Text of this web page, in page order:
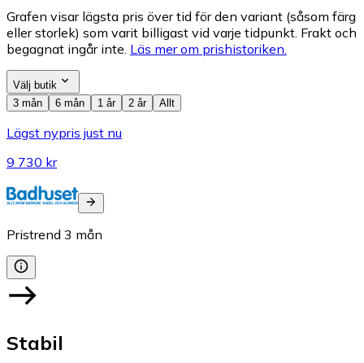
Grafen visar lägsta pris över tid för den variant (såsom färg
eller storlek) som varit billigast vid varje tidpunkt. Frakt och
begagnat ingår inte. Läs mer om prishistoriken.
Välj butik
3 mån
6 mån 1 år 2 år Allt
Lägst nypris just nu
9 730 kr
Pristrend 3 mån
Stabil